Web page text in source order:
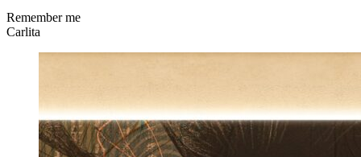
Remember me
Carlita